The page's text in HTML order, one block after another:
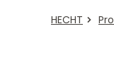
HECHT